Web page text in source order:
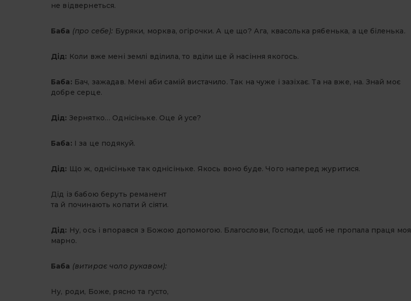
не відвернеться.
Баба (про себе): Буряки, морква, огірочки. А це що? Ага, квасолька рябенька, а це біленька.
Дід: Коли вже мені землі вділила, то вділи ще й насіння якогось.
Баба: Бач, зажадав. Мені аби самій вистачило. Так на чуже і зазіхає. Та на вже, на. Знай моє
добре серце.
Дід: Зернятко… Однісіньке. Оце й усе?
Баба: І за це подякуй.
Дід: Що ж, однісіньке так однісіньке. Якось воно буде. Чого наперед журитися.
Дід із бабою беруть реманент
та й починають копати й сіяти.
Дід: Ну, ось і впорався з Божою допомогою. Благослови, Господи, щоб не пропала праця моя
марно.
Баба (витирає чоло рукавом):
Ну, роди, Боже, рясно та густо,